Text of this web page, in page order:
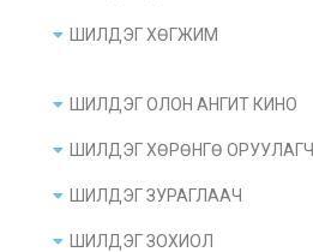
ШИЛДЭГ ХӨГЖИМ
ШИЛДЭГ ОЛОН АНГИТ КИНО
ШИЛДЭГ ХӨРӨНГӨ ОРУУЛАГЧ
ШИЛДЭГ ЗУРАГЛААЧ
ШИЛДЭГ ЗОХИОЛ